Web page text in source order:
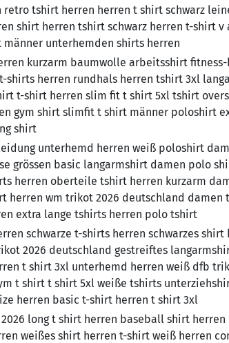
retro tshirt herren herren t shirt schwarz
shirt herren tshirt schwarz herren t-shirt
männer unterhemden shirts herren
kurzarm baumwolle arbeitsshirt
shirts herren rundhals herren tshirt 3xl
t-shirt herren slim fit t shirt 5xl tshirt
gym shirt slimfit t shirt männer poloshirt
shirt
unterhemd herren weiß poloshirt
grössen basic langarmshirt damen polo
herren oberteile tshirt herren kurzarm
herren wm trikot 2026 deutschland
extra lange tshirts herren polo tshirt
schwarze t-shirts herren schwarzes
2026 deutschland gestreiftes
t shirt 3xl unterhemd herren weiß dfb
t shirt t shirt 5xl weiße tshirts
herren basic t-shirt herren t shirt 3xl
long t shirt herren baseball shirt
weißes shirt herren t-shirt weiß herren